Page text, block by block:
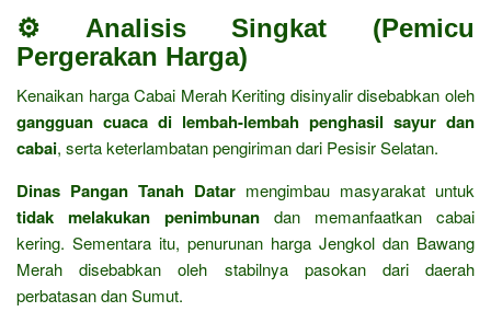
⚙️ Analisis Singkat (Pemicu
Pergerakan Harga)
Kenaikan harga Cabai Merah Keriting disinyalir disebabkan oleh
gangguan cuaca di lembah-lembah penghasil sayur dan
cabai, serta keterlambatan pengiriman dari Pesisir Selatan.
Dinas Pangan Tanah Datar mengimbau masyarakat untuk
tidak melakukan penimbunan dan memanfaatkan cabai
kering. Sementara itu, penurunan harga Jengkol dan Bawang
Merah disebabkan oleh stabilnya pasokan dari daerah
perbatasan dan Sumut.